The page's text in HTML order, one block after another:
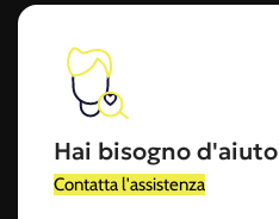
Hai bisogno
Contatta l'assistenza